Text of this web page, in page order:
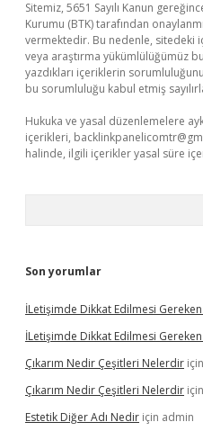
Sitemiz, 5651 Sayılı Kanun
Kurumu (BTK) tarafından
vermektedir. Bu nedenle, sitedeki
veya araştırma yükümlülüğümüz
yazdıkları içeriklerin
bu sorumluluğu kabul etmiş
Hukuka ve yasal düzenlemelere
içerikleri,
halinde, ilgili içerikler yasal süre
Son yorumlar
İLetişimde Dikkat Edilmesi
İLetişimde Dikkat Edilmesi
Çıkarım Nedir Çeşitleri Nelerdir için
Çıkarım Nedir Çeşitleri Nelerdir için
Estetik Diğer Adı Nedir için admin